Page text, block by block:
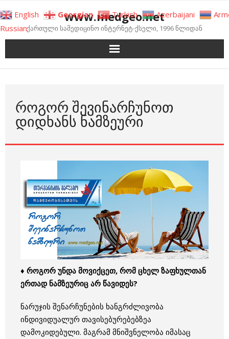
to
content
www.medgeo.net
ქართული სამედიცინო ინტერნეტ-ქსელი, 1996 წლიდან
ᲠᲝᲒᲝᲠ ᲨᲔᲕᲘᲜᲐᲠᲩᲣᲜᲝᲗ
ᲓᲘᲓᲮᲐᲜᲡ ᲜᲐᲛᲖᲔᲣᲠᲘ
♦ როგორ უნდა მოვიქცეთ, რომ ცხელ ზაფხულთან
ერთად ნამზეურიც არ წავიდეს?
ნარუჯის შენარჩუნების ხანგრძლივობა
ინდივიდუალურ თავისებურებებზეა
დამოკიდებული. მაგრამ მნიშვნელობა იმასაც
English Georgian Turkish Azerbaijani
Russian